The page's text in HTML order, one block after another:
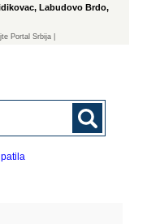
Labudovo Brdo,
Portal Srbija |